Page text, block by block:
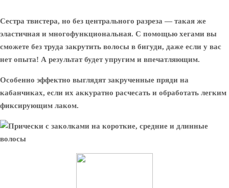
Сестра твистера, но без центрального разреза — такая же
эластичная и многофункциональная. С помощью хегами вы
сможете без труда закрутить волосы в бигуди, даже если у вас
нет опыта! А результат будет упругим и впечатляющим.
Особенно эффектно выглядят закрученные пряди на
кабанчиках, если их аккуратно расчесать и обработать легким
фиксирующим лаком.